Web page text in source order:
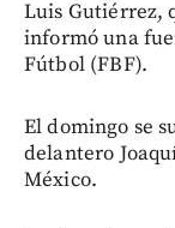
Luis Gutiérrez,
informó una
Fútbol (FBF).
El domingo se
delantero
México.